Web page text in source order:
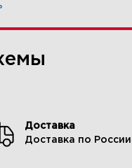
Доставка
Доставка по России